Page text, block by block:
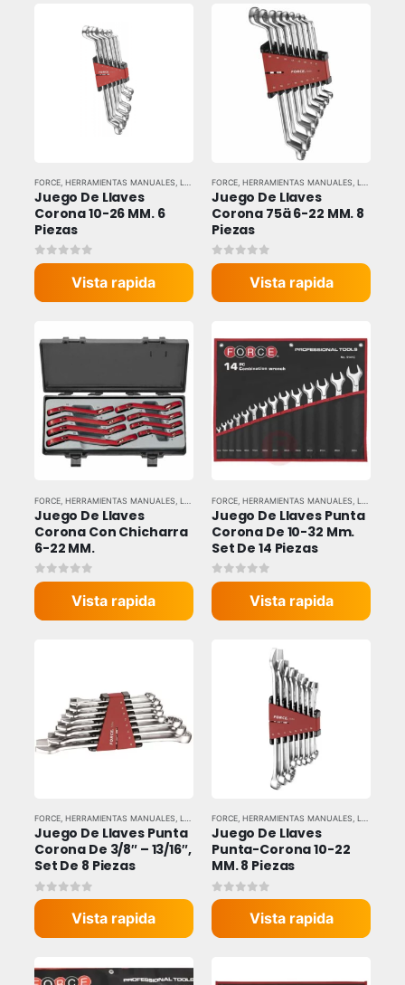
FORCE, HERRAMIENTAS MANUALES LLAVES Y DADOS
Juego De Llaves
Corona 10-26 MM. 6
Piezas
0out of 5
Vista rapida
FORCE HERRAMIENTAS MANUALES LLAVES Y DADOS
Juego De Llaves
Corona 75ä 6-22 MM. 8
Piezas
0out of 5
Vista rapida
FORCE, HERRAMIENTAS MANUALES LLAVES Y DADOS
Juego De Llaves
Corona Con Chicharra
6-22 MM.
0out of 5
Vista rapida
FORCE HERRAMIENTAS MANUALES LLAVES Y DADOS
Juego De Llaves Punta
Corona De 10-32 Mm.
Set De 14 Piezas
0out of 5
Vista rapida
FORCE, HERRAMIENTAS MANUALES LLAVES Y DADOS
Juego De Llaves Punta
Corona De 3/8″ – 13/16″,
Set De 8 Piezas
0out of 5
Vista rapida
FORCE HERRAMIENTAS MANUALES LLAVES Y DADOS
Juego De Llaves
Punta-Corona 10-22
MM. 8 Piezas
0out of 5
Vista rapida